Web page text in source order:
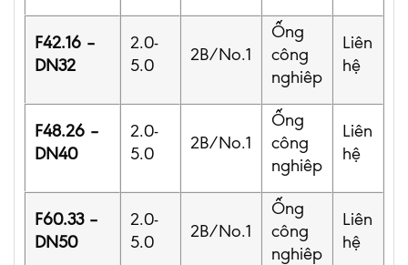
F42.16 –
DN32
2.0-
5.0
2B/No.1
Ống
công
nghiêp
Liên
hệ
F48.26 –
DN40
2.0-
5.0
2B/No.1
Ống
công
nghiêp
Liên
hệ
F60.33 –
DN50
2.0-
5.0
2B/No.1
Ống
công
nghiêp
Liên
hệ